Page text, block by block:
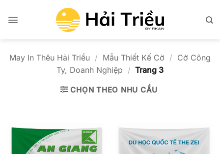
qua
May In Thêu Hải Triều / Mẫu Thiết Kế Cờ / Cờ Công
Ty, Doanh Nghiệp / Trang 3
CHỌN THEO NHU CẦU